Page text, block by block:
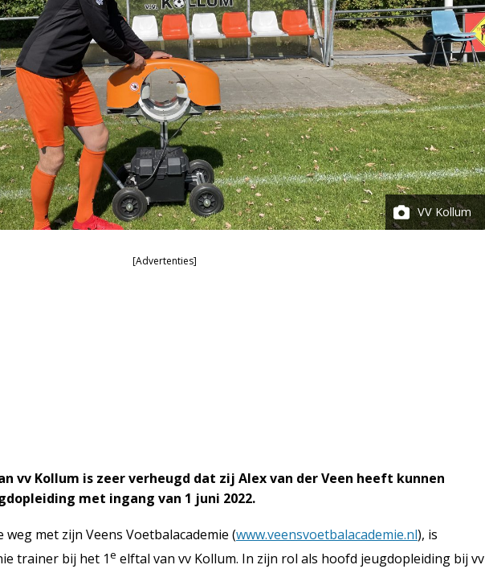
VV Kollum
[Advertenties]
vv Kollum is zeer verheugd dat zij Alex van der Veen heeft kunnen
met ingang van 1 juni 2022.
met zijn Veens Voetbalacademie (www.veensvoetbalacademie.nl), is
trainer bij het 1e elftal van vv Kollum. In zijn rol als hoofd jeugdopleiding bij vv